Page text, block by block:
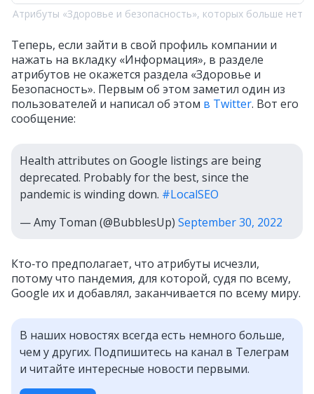
Атрибуты «Здоровье и безопасность», которых больше нет
Теперь, если зайти в свой профиль компании и
нажать на вкладку «Информация», в разделе
атрибутов не окажется раздела «Здоровье и
Безопасность». Первым об этом заметил один из
пользователей и написал об этом в Twitter. Вот его
сообщение:
Health attributes on Google listings are being
deprecated. Probably for the best, since the
pandemic is winding down. #LocalSEO
— Amy Toman (@BubblesUp) September 30, 2022
Кто‑то предполагает, что атрибуты исчезли,
потому что пандемия, для которой, судя по всему,
Google их и добавлял, заканчивается по всему миру.
В наших новостях всегда есть немного больше,
чем у других. Подпишитесь на канал в Телеграм
и читайте интересные новости первыми.